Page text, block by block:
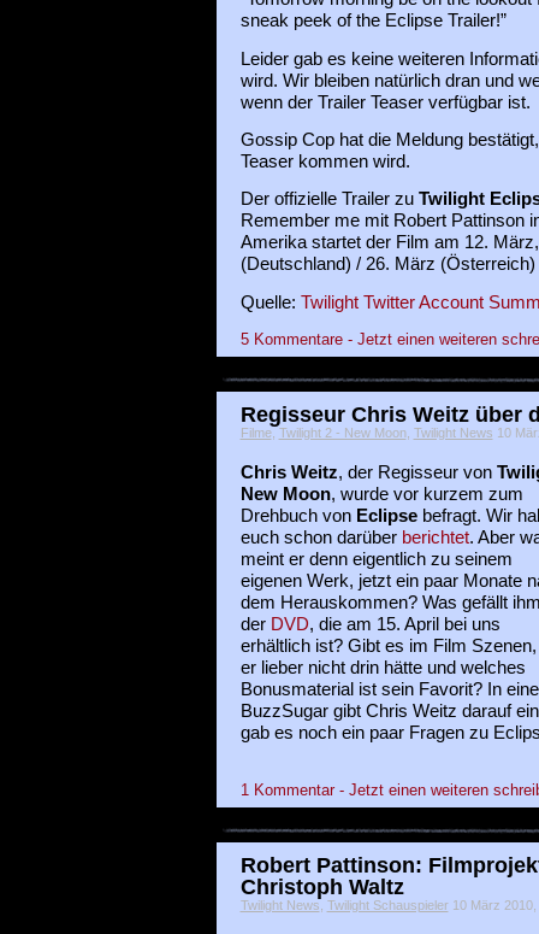
sneak peek of the Eclipse Trailer!”
Leider gab es keine weiteren
wird. Wir bleiben natürlich dran und
wenn der Trailer Teaser verfügbar ist.
Gossip Cop hat die Meldung
Teaser kommen wird.
Der offizielle Trailer zu Twilight
Remember me mit Robert Pattinson
Amerika startet der Film am 12.
(Deutschland) / 26. März (Österreich)
Quelle: Twilight Twitter Account
5 Kommentare - Jetzt einen weiteren
Regisseur Chris Weitz über
Filme, Twilight 2 - New Moon, Twilight News 10
Chris Weitz, der Regisseur von
New Moon, wurde vor kurzem zum
Drehbuch von Eclipsebefragt. Wir
euch schon darüber berichtet. Aber
meint er denn eigentlich zu seinem
eigenen Werk, jetzt ein paar Monate
dem Herauskommen? Was gefällt
der DVD, die am 15. April bei uns
erhältlich ist? Gibt es im Film Szenen,
er lieber nicht drin hätte und welches
Bonusmaterial ist sein Favorit? In
BuzzSugar gibt Chris Weitz darauf
gab es noch ein paar Fragen zu
1 Kommentar - Jetzt einen weiteren
Robert Pattinson:
Christoph Waltz
Twilight News Twilight Schauspieler10 März 2010,